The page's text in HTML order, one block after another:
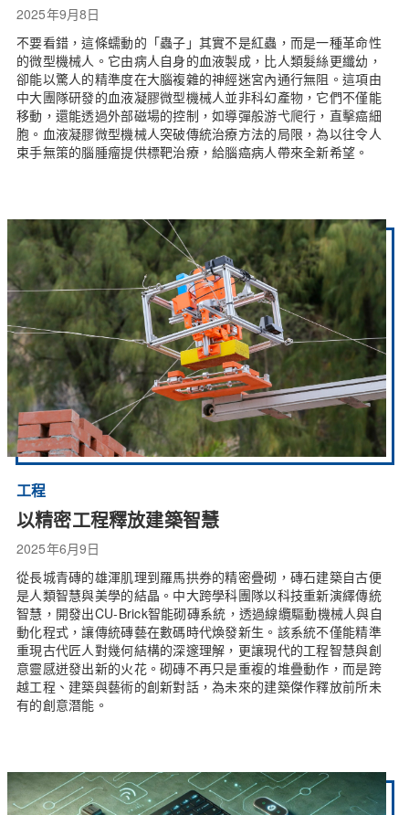
2025年9月8日
不要看錯，這條蠕動的「蟲子」其實不是紅蟲，而是一種革命性
的微型機械人。它由病人自身的血液製成，比人類髮絲更纖幼，
卻能以驚人的精準度在大腦複雜的神經迷宮內通行無阻。這項由
中大團隊研發的血液凝膠微型機械人並非科幻產物，它們不僅能
移動，還能透過外部磁場的控制，如導彈般游弋爬行，直擊癌細
胞。血液凝膠微型機械人突破傳統治療方法的局限，為以往令人
束手無策的腦腫瘤提供標靶治療，給腦癌病人帶來全新希望。
工程
以精密工程釋放建築智慧
2025年6月9日
從長城青磚的雄渾肌理到羅馬拱券的精密疊砌，磚石建築自古便
是人類智慧與美學的結晶。中大跨學科團隊以科技重新演繹傳統
智慧，開發出CU-Brick智能砌磚系統，透過線纜驅動機械人與自
動化程式，讓傳統磚藝在數碼時代煥發新生。該系統不僅能精準
重現古代匠人對幾何結構的深邃理解，更讓現代的工程智慧與創
意靈感迸發出新的火花。砌磚不再只是重複的堆疊動作，而是跨
越工程、建築與藝術的創新對話，為未來的建築傑作釋放前所未
有的創意潛能。